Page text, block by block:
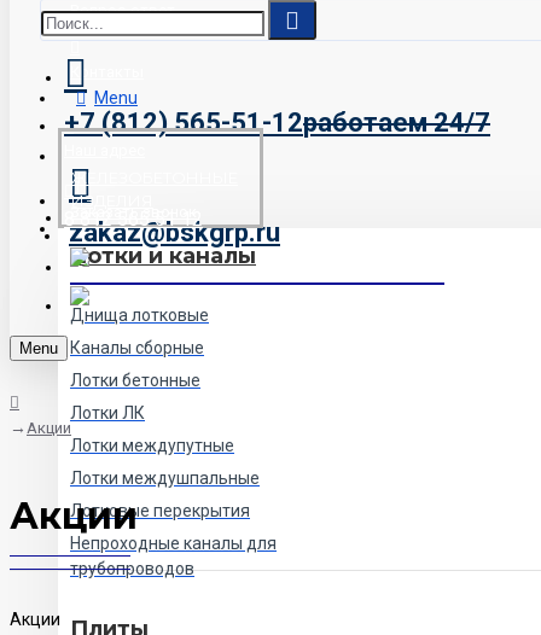
Вопрос-ответ
+7 (812) 565-51-12работаем 24/7
zakaz@bskgrp.ru
Menu
ЖЕЛЕЗОБЕТОННЫЕ
ИЗДЕЛИЯ
Лотки и каналы
Днища лотковые
Каналы сборные
Лотки бетонные
Лотки ЛК
Лотки междупутные
Лотки междушпальные
Лотковые перекрытия
Непроходные каналы для
трубопроводов
Плиты
8 812 565 51 12
Menu
Акции
Акции
Акции